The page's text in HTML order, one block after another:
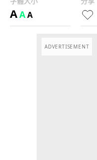
AAA
ADVERTISEMENT